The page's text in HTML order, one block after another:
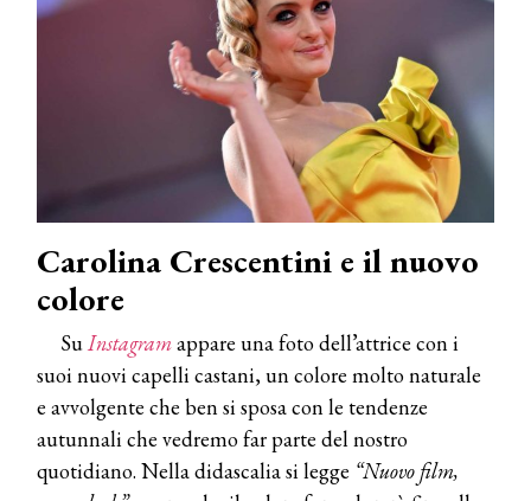
Carolina Crescentini e il nuovo
colore
SuInstagramappare una foto dell’attrice con i
suoi nuovi capelli castani, un colore molto naturale
e avvolgente che ben si sposa con le tendenze
autunnali che vedremo far parte del nostro
quotidiano. Nella didascalia si legge “Nuovo film,